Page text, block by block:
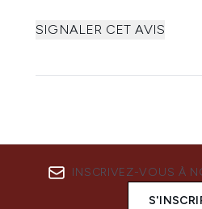
SIGNALER CET AVIS
INSCRIVEZ-VOUS À